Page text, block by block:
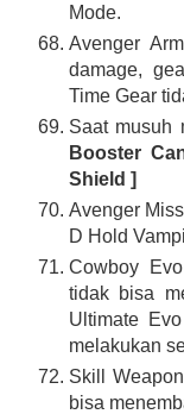
Mode.
Avenger
damage,
Time Gear
Saat musuh
Booster
Shield ]
Avenger
D Hold
Cowboy
tidak bisa
Ultimate
melakukan
Skill
bisa